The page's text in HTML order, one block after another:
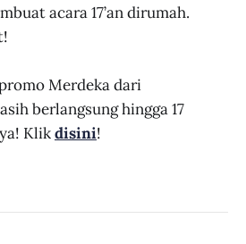
acara 17’an dirumah.
Merdeka dari
berlangsung hingga 17
Klikdisini!